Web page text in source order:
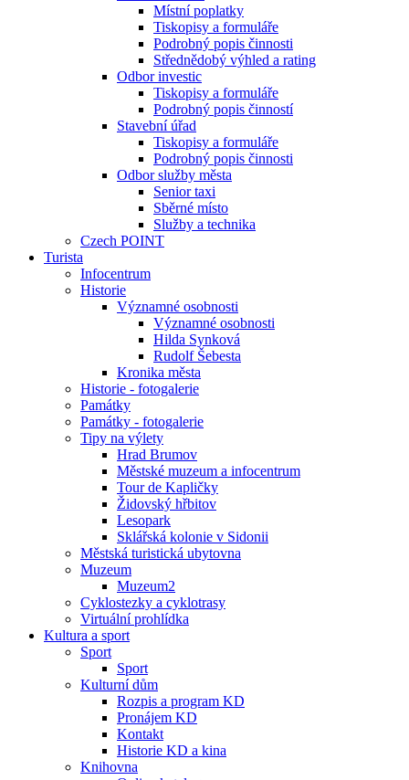
Místní poplatky
Tiskopisy a formuláře
Podrobný popis činnosti
Střednědobý výhled a rating
Odbor investic
Tiskopisy a formuláře
Podrobný popis činností
Stavební úřad
Tiskopisy a formuláře
Podrobný popis činnosti
Odbor služby města
Senior taxi
Sběrné místo
Služby a technika
Czech POINT
Turista
Infocentrum
Historie
Významné osobnosti
Významné osobnosti
Hilda Synková
Rudolf Šebesta
Kronika města
Historie - fotogalerie
Památky
Památky - fotogalerie
Tipy na výlety
Hrad Brumov
Městské muzeum a infocentrum
Tour de Kapličky
Židovský hřbitov
Lesopark
Sklářská kolonie v Sidonii
Městská turistická ubytovna
Muzeum
Muzeum2
Cyklostezky a cyklotrasy
Virtuální prohlídka
Kultura a sport
Sport
Sport
Kulturní dům
Rozpis a program KD
Pronájem KD
Kontakt
Historie KD a kina
Knihovna